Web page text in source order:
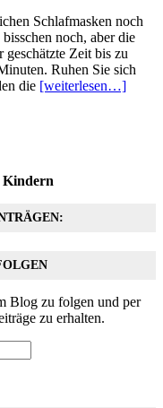
Schlafmasken noch
noch, aber die
Zeit bis zu
Ruhen Sie sich
die [weiterlesen…]
Kindern
Blog zu folgen und per
zu erhalten.